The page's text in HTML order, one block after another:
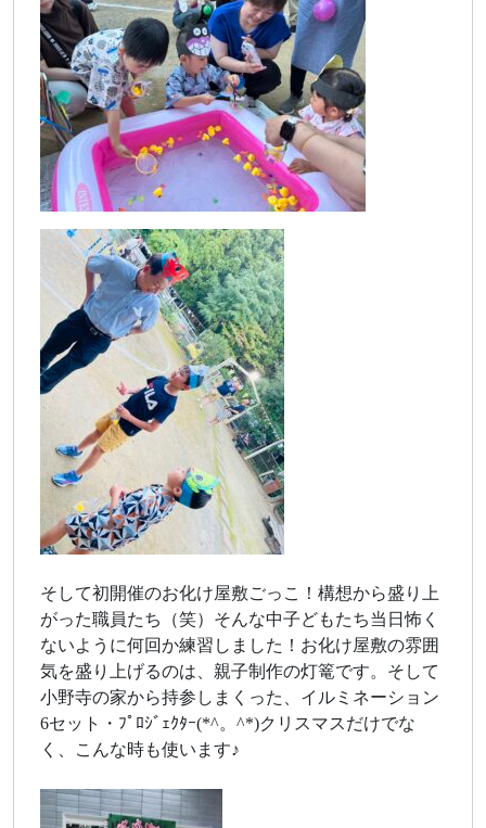
そして初開催のお化け屋敷ごっこ！構想から盛り上
がった職員たち（笑）そんな中子どもたち当日怖く
ないように何回か練習しました！お化け屋敷の雰囲
気を盛り上げるのは、親子制作の灯篭です。そして
小野寺の家から持参しまくった、イルミネーション
6セット・ﾌﾟﾛｼﾞｪｸﾀｰ(*^。^*)クリスマスだけでな
く、こんな時も使います♪